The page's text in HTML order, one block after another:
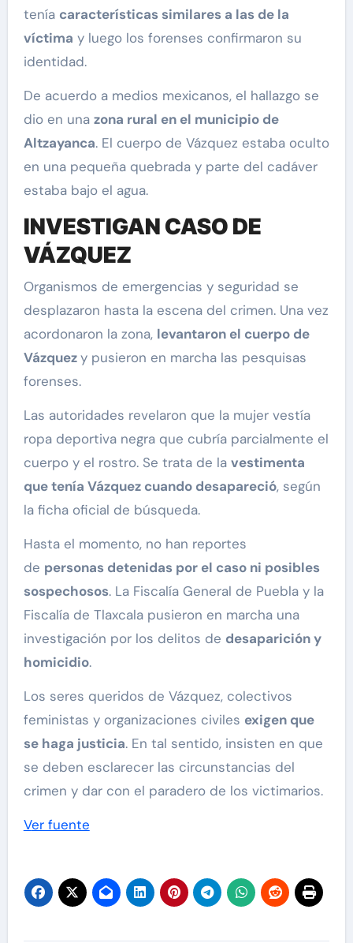
tenía características similares a las de la
víctima y luego los forenses confirmaron su
identidad.
De acuerdo a medios mexicanos, el hallazgo se
dio en una zona rural en el municipio de
Altzayanca. El cuerpo de Vázquez estaba oculto
en una pequeña quebrada y parte del cadáver
estaba bajo el agua.
INVESTIGAN CASO DE
VÁZQUEZ
Organismos de emergencias y seguridad se
desplazaron hasta la escena del crimen. Una vez
acordonaron la zona, levantaron el cuerpo de
Vázquezy pusieron en marcha las pesquisas
forenses.
Las autoridades revelaron que la mujer vestía
ropa deportiva negra que cubría parcialmente el
cuerpo y el rostro. Se trata de la vestimenta
que tenía Vázquez cuando desapareció, según
la ficha oficial de búsqueda.
Hasta el momento, no han reportes
de personas detenidas por el caso ni posibles
sospechosos. La Fiscalía General de Puebla y la
Fiscalía de Tlaxcala pusieron en marcha una
investigación por los delitos de desaparición y
homicidio.
Los seres queridos de Vázquez, colectivos
feministas y organizaciones civiles exigen que
se haga justicia. En tal sentido, insisten en que
se deben esclarecer las circunstancias del
crimen y dar con el paradero de los victimarios.
Ver fuente